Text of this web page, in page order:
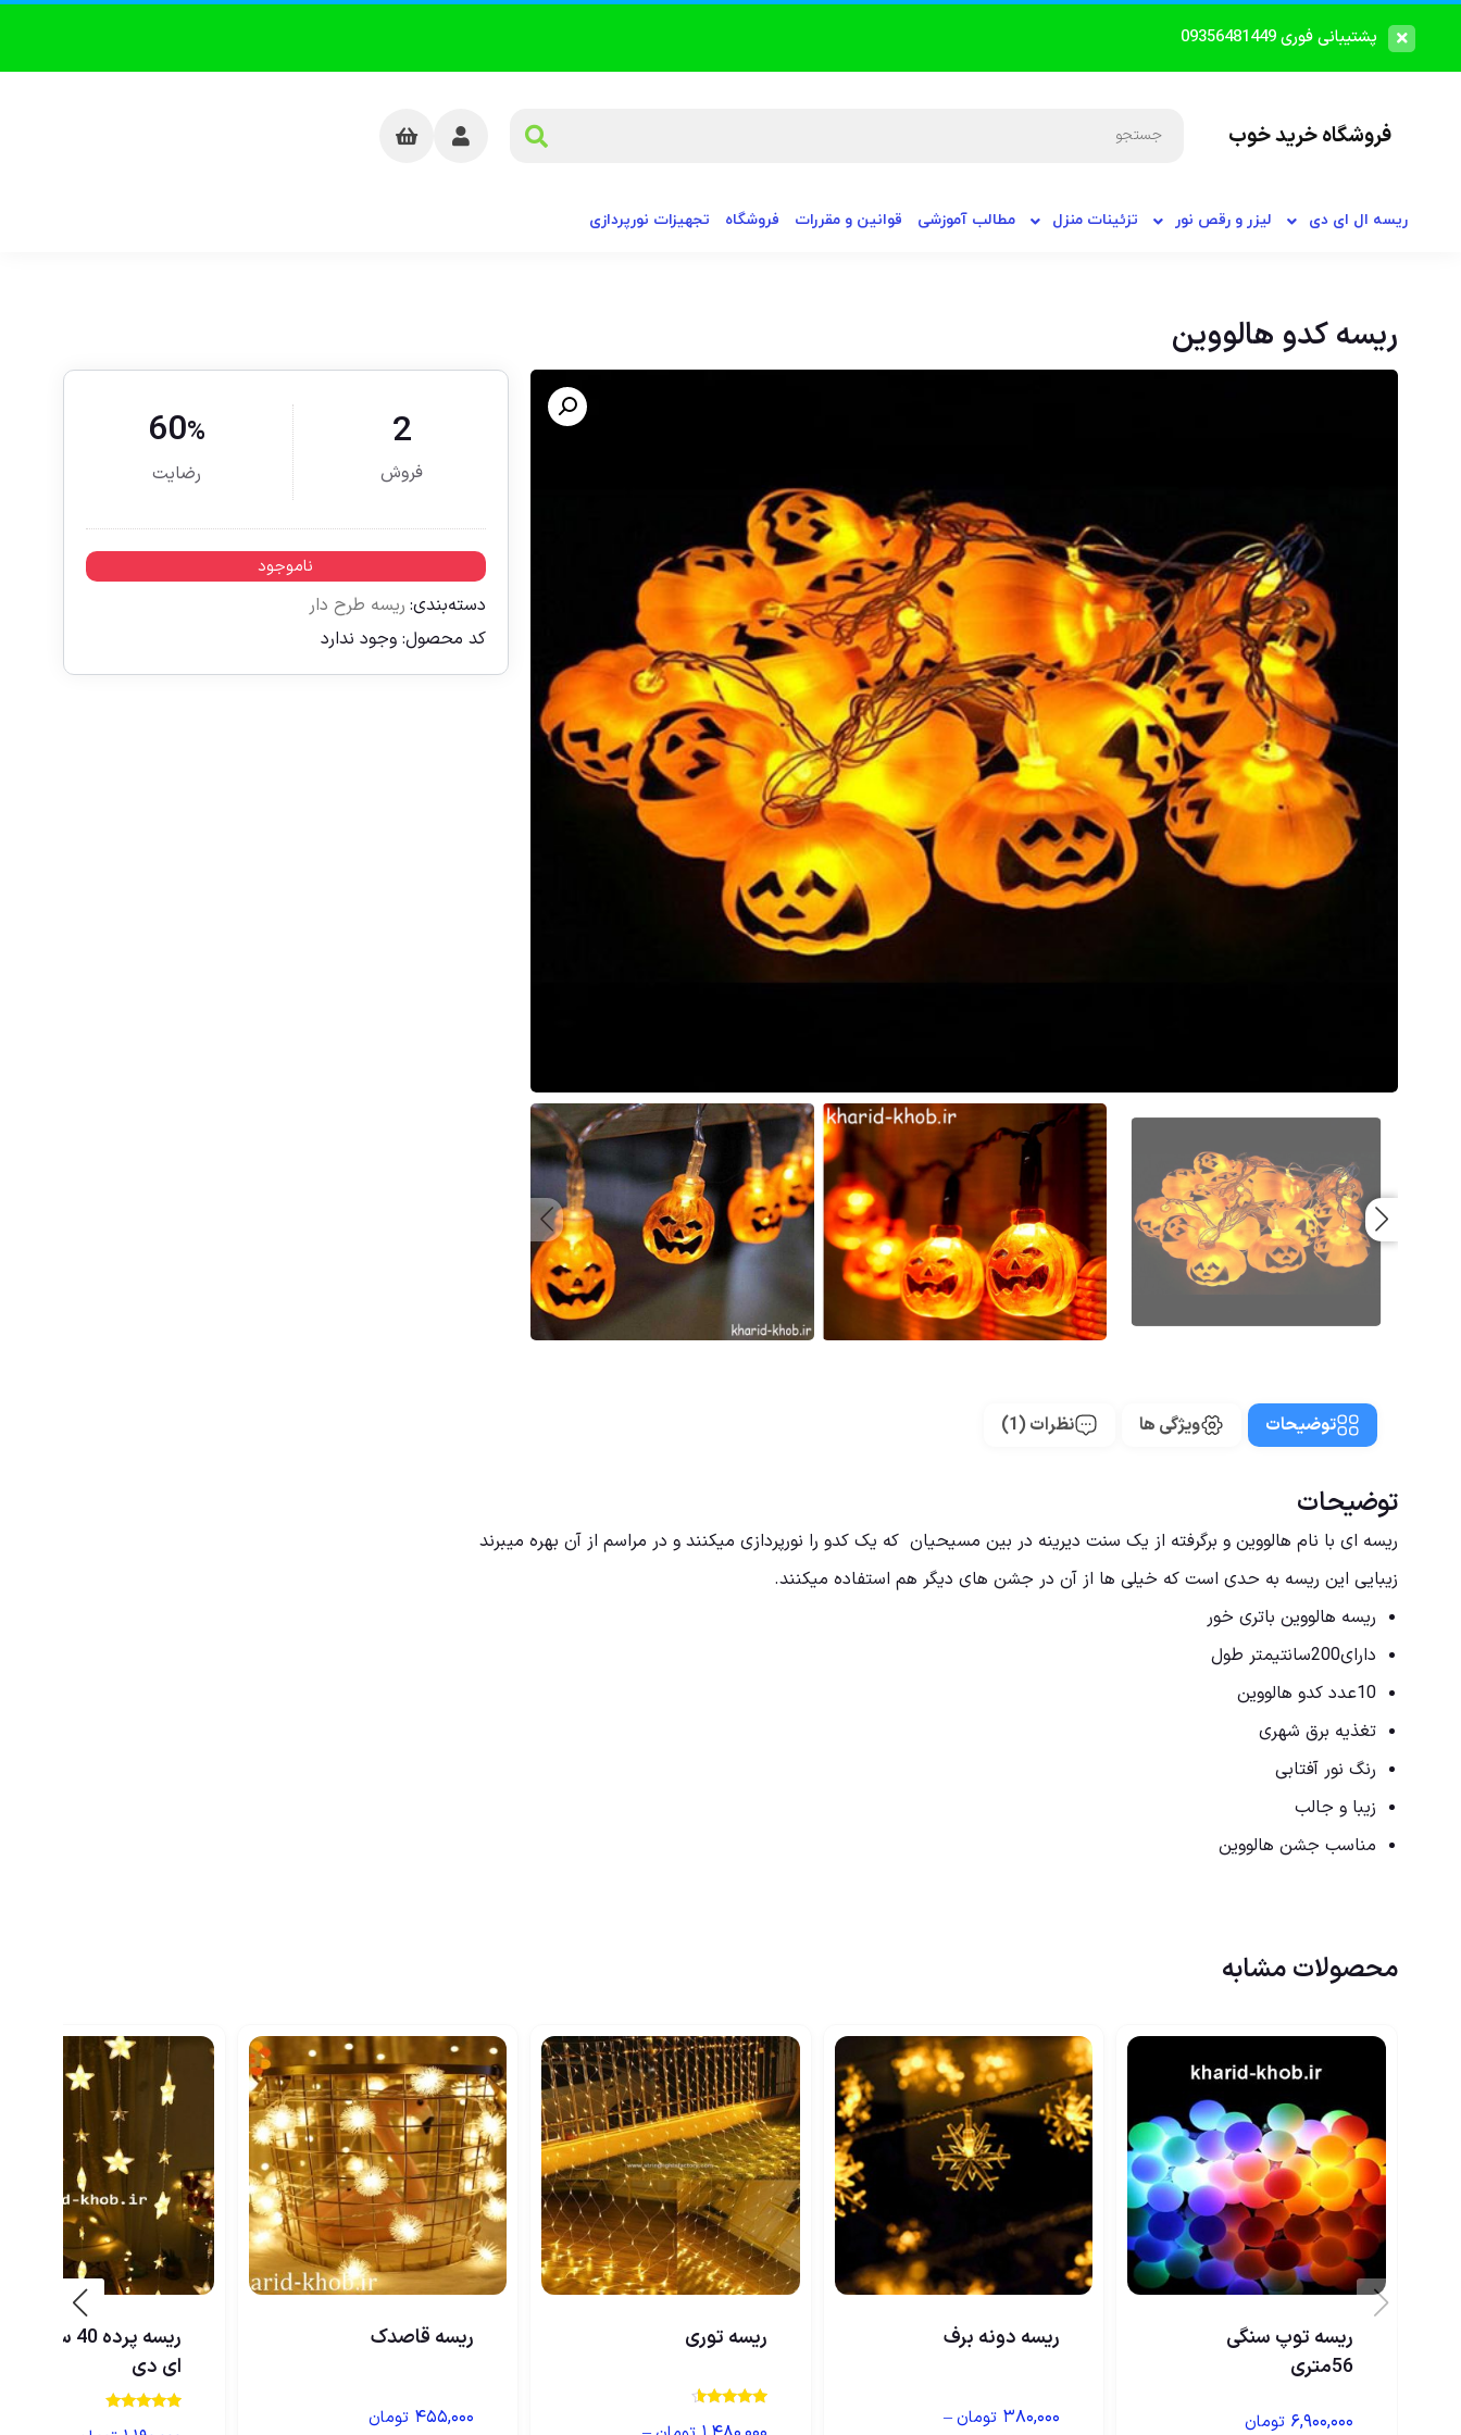
پشتیبانی فوری 09356481449
فروشگاه خرید خوب
ریسه ال ای دی لیزر و رقص نور تزئینات منزل مطالب آموزشی قوانین و مقررات فروشگاه تجهیزات نورپردازی
ریسه کدو هالووین
2
فروش
60%
رضایت
ناموجود
دسته‌بندی: ریسه طرح دار
کد محصول:وجود ندارد
توضیحات ویژگی ها نظرات (1)
توضیحات
ریسه ای با نام هالووین و برگرفته از یک سنت دیرینه در بین مسیحیان که یک کدو را نورپردازی میکنند و در مراسم از آن بهره میبرند
زیبایی این ریسه به حدی است که خیلی ها از آن در جشن های دیگر هم استفاده میکنند.
ریسه هالووین باتری خور
دارای200سانتیمتر طول
10عدد کدو هالووین
تغذیه برق شهری
رنگ نور آفتابی
زیبا و جالب
مناسب جشن هالووین
محصولات مشابه
ریسه توپ سنگی
56متری
۶,۹۰۰,۰۰۰ تومان
ریسه دونه برف
۳۸۰,۰۰۰ تومان–
ریسه توری
4.33
ریسه قاصدک
۴۵۵,۰۰۰ تومان
ریسه پرده 40 ستاره ال
ای دی